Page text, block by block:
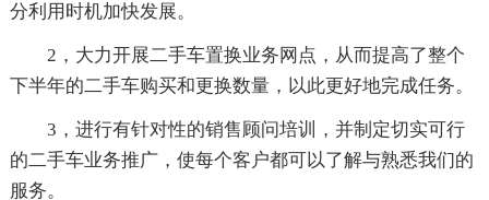
分利用时机加快发展。
2，大力开展二手车置换业务网点，从而提高了整个
下半年的二手车购买和更换数量，以此更好地完成任务。
3，进行有针对性的销售顾问培训，并制定切实可行
的二手车业务推广，使每个客户都可以了解与熟悉我们的
服务。